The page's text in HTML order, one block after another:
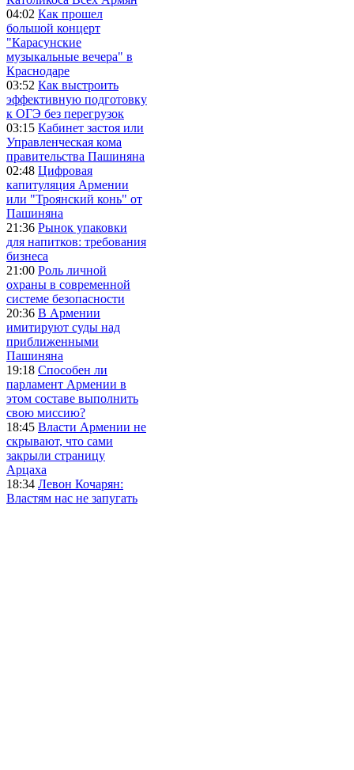
04:02 Как прошел
большой концерт
"Карасунские
музыкальные вечера" в
Краснодаре
03:52 Как выстроить
эффективную подготовку
к ОГЭ без перегрузок
03:15 Кабинет застоя или
Управленческая кома
правительства Пашиняна
02:48 Цифровая
капитуляция Армении
или "Троянский конь" от
Пашиняна
21:36 Рынок упаковки
для напитков: требования
бизнеса
21:00 Роль личной
охраны в современной
системе безопасности
20:36 В Армении
имитируют суды над
приближенными
Пашиняна
19:18 Способен ли
парламент Армении в
этом составе выполнить
свою миссию?
18:45 Власти Армении не
скрывают, что сами
закрыли страницу
Арцаха
18:34 Левон Кочарян:
Властям нас не запугать